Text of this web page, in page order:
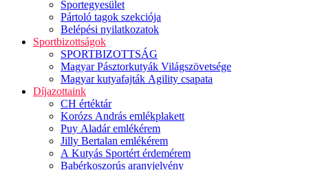
Sportegyesület
Pártoló tagok szekciója
Belépési nyilatkozatok
Sportbizottságok
SPORTBIZOTTSÁG
Magyar Pásztorkutyák Világszövetsége
Magyar kutyafajták Agility csapata
Díjazottaink
CH értéktár
Korózs András emlékplakett
Puy Aladár emlékérem
Jilly Bertalan emlékérem
A Kutyás Sportért érdemérem
Babérkoszorús aranyjelvény